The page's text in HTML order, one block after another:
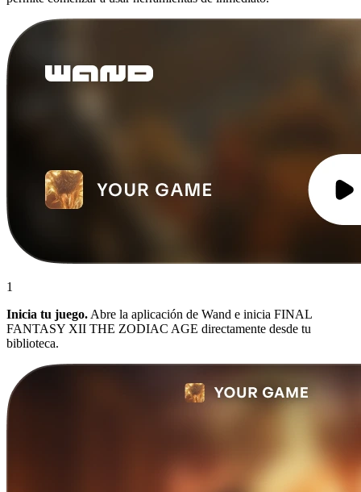
1
Inicia tu juego. Abre la aplicación de Wand e inicia FINAL
FANTASY XII THE ZODIAC AGE directamente desde tu
biblioteca.